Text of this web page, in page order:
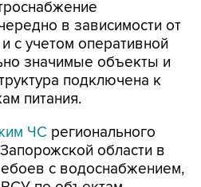
с учетом оперативной
значимые объекты и
подключена к
питания.
ЧСрегионального
с водоснабжением,
по объектам